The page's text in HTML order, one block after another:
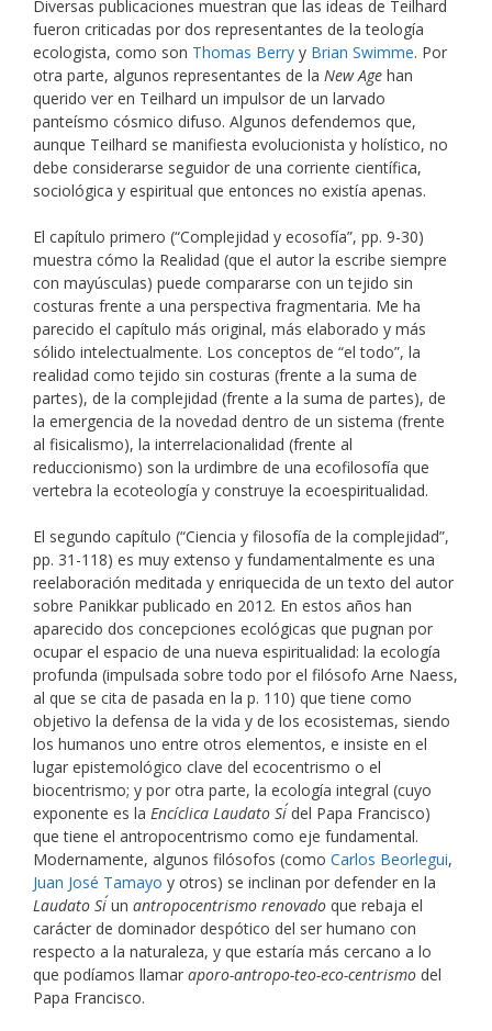
Diversas publicaciones muestran que las ideas de Teilhard
fueron criticadas por dos representantes de la teología
ecologista, como son Thomas Berry y Brian Swimme. Por
otra parte, algunos representantes de la New Age han
querido ver en Teilhard un impulsor de un larvado
panteísmo cósmico difuso. Algunos defendemos que,
aunque Teilhard se manifiesta evolucionista y holístico, no
debe considerarse seguidor de una corriente científica,
sociológica y espiritual que entonces no existía apenas.
El capítulo primero (“Complejidad y ecosofía”, pp. 9-30)
muestra cómo la Realidad (que el autor la escribe siempre
con mayúsculas) puede compararse con un tejido sin
costuras frente a una perspectiva fragmentaria. Me ha
parecido el capítulo más original, más elaborado y más
sólido intelectualmente. Los conceptos de “el todo”, la
realidad como tejido sin costuras (frente a la suma de
partes), de la complejidad (frente a la suma de partes), de
la emergencia de la novedad dentro de un sistema (frente
al fisicalismo), la interrelacionalidad (frente al
reduccionismo) son la urdimbre de una ecofilosofía que
vertebra la ecoteología y construye la ecoespiritualidad.
El segundo capítulo (“Ciencia y filosofía de la complejidad”,
pp. 31-118) es muy extenso y fundamentalmente es una
reelaboración meditada y enriquecida de un texto del autor
sobre Panikkar publicado en 2012. En estos años han
aparecido dos concepciones ecológicas que pugnan por
ocupar el espacio de una nueva espiritualidad: la ecología
profunda (impulsada sobre todo por el filósofo Arne Naess,
al que se cita de pasada en la p. 110) que tiene como
objetivo la defensa de la vida y de los ecosistemas, siendo
los humanos uno entre otros elementos, e insiste en el
lugar epistemológico clave del ecocentrismo o el
biocentrismo; y por otra parte, la ecología integral (cuyo
exponente es la Encíclica Laudato Si´ del Papa Francisco)
que tiene el antropocentrismo como eje fundamental.
Modernamente, algunos filósofos (como Carlos Beorlegui,
Juan José Tamayo y otros) se inclinan por defender en la
Laudato Si´ un antropocentrismo renovado que rebaja el
carácter de dominador despótico del ser humano con
respecto a la naturaleza, y que estaría más cercano a lo
que podíamos llamar aporo-antropo-teo-eco-centrismo del
Papa Francisco.